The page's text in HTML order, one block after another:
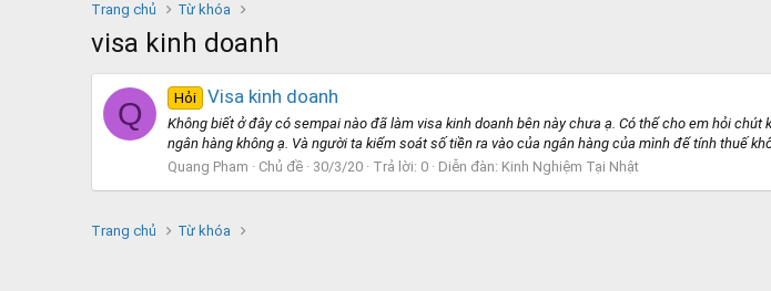
Trang chủ Từ khóa
visa kinh doanh
Q Hỏi Visa kinh doanh
Không biết ở đây có sempai nào đã làm visa kinh doanh bên này chưa ạ. Có thể cho em hỏi
ngân hàng không ạ. Và người ta kiểm soát số tiền ra vào của ngân hàng của mình để tính thuế
Quang Pham
Chủ đề 30/3/20 Trả lời: 0 Diễn đàn: Kinh Nghiệm Tại Nhật
Trang chủ Từ khóa